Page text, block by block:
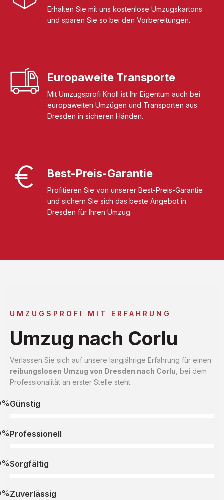
Erhalten Sie mit uns kostenlose Umzugskartons
und sparen Sie so bei den Vorbereitungen.
Europaweite Transporte
Mit Umzugsprofi Knoll ist Ihr Eigentum auch bei
europaweiten Umzügen und Transporten aus
Dresden in sicheren Händen.
Best-Preis-Garantie
Profitieren Sie von unserer Best-Preis-Garantie
und sichern Sie sich das beste Angebot in
Dresden für Ihren Umzug.
UMZUGSPROFI MIT ERFAHRUNG
Umzug nach Corlu
Verlassen Sie sich auf unsere langjährige Erfahrung für einen
reibungslosen Umzug von Dresden nach Corlu , bei dem
Professionalität an erster Stelle steht.
Günstig
Professionell
Sorgfältig
Zuverlässig